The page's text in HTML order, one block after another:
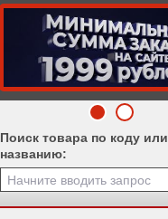
Поиск товара по коду или
названию: